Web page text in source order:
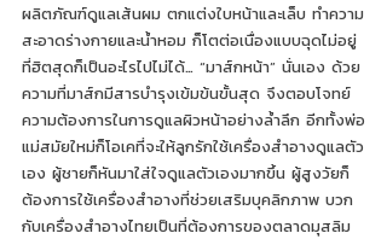
ผลิตภัณฑ์ดูแลเส้นผม ตกแต่งใบหน้าและเล็บ ทำความ
สะอาดร่างกายและน้ำหอม ก็โตต่อเนื่องแบบฉุดไม่อยู่
ที่ฮิตสุดก็เป็นอะไรไปไม่ได้… “มาส์กหน้า” นั่นเอง ด้วย
ความที่มาส์กมีสารบำรุงเข้มข้นขั้นสุด จึงตอบโจทย์
ความต้องการในการดูแลผิวหน้าอย่างล้ำลึก อีกทั้งพ่อ
แม่สมัยใหม่ก็โอเคที่จะให้ลูกรักใช้เครื่องสำอางดูแลตัว
เอง ผู้ชายก็หันมาใส่ใจดูแลตัวเองมากขึ้น ผู้สูงวัยก็
ต้องการใช้เครื่องสำอางที่ช่วยเสริมบุคลิกภาพ บวก
กับเครื่องสำอางไทยเป็นที่ต้องการของตลาดมุสลิม